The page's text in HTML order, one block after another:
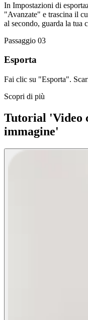
In Impostazioni di
"Avanzate" e trascina il
al secondo, guarda la tua
Passaggio 03
Esporta
Fai clic su "Esporta".
Scopri di più
Tutorial 'Video
immagine'